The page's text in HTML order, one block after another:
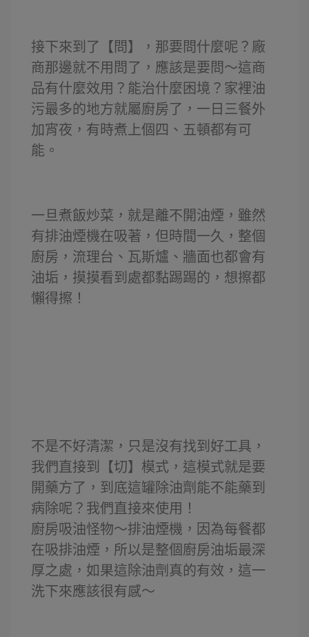
接下來到了【問】，那要問什麼呢？廠
商那邊就不用問了，應該是要問～這商
品有什麼效用？能治什麼困境？家裡油
污最多的地方就屬廚房了，一日三餐外
加宵夜，有時煮上個四、五頓都有可
能。
一旦煮飯炒菜，就是離不開油煙，雖然
有排油煙機在吸著，但時間一久，整個
廚房，流理台、瓦斯爐、牆面也都會有
油垢，摸摸看到處都黏踢踢的，想擦都
懶得擦！
不是不好清潔，只是沒有找到好工具，
我們直接到【切】模式，這模式就是要
開藥方了，到底這罐除油劑能不能藥到
病除呢？我們直接來使用！
廚房吸油怪物～排油煙機，因為每餐都
在吸排油煙，所以是整個廚房油垢最深
厚之處，如果這除油劑真的有效，這一
洗下來應該很有感～